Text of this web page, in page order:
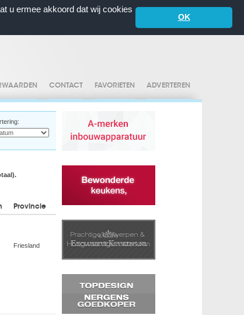
u ermee akkoord dat wij cookies
OK
CONTACT FAVORIETEN ADVERTEREN
Provincie
Friesland